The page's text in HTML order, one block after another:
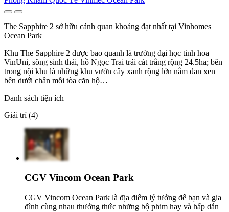
The Sapphire 2 sở hữu cảnh quan khoáng đạt nhất tại Vinhomes
Ocean Park
Khu The Sapphire 2 được bao quanh là trường đại học tinh hoa
VinUni, sông sinh thái, hồ Ngọc Trai trải cát trắng rộng 24.5ha; bên
trong nội khu là những khu vườn cây xanh rộng lớn nằm đan xen
bên dưới chân mỗi tòa căn hộ…
Danh sách tiện ích
Giải trí (4)
CGV Vincom Ocean Park
CGV Vincom Ocean Park là địa điểm lý tưởng để bạn và gia
đình cùng nhau thưởng thức những bộ phim hay và hấp dẫn